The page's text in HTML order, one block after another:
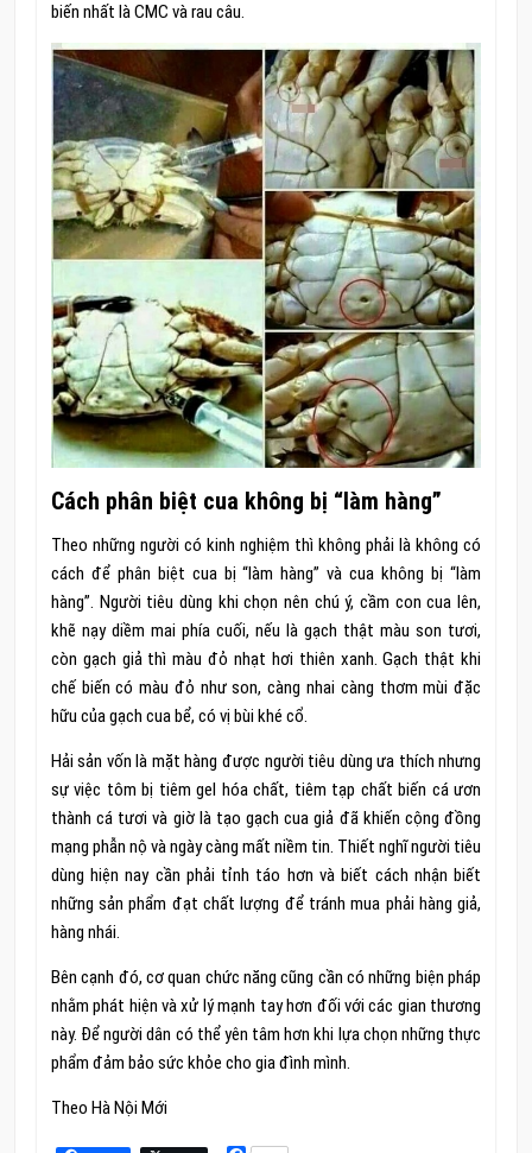
biến nhất là CMC và rau câu.
Cách phân biệt cua không bị “làm hàng”
Theo những người có kinh nghiệm thì không phải là không có
cách để phân biệt cua bị “làm hàng” và cua không bị “làm
hàng”. Người tiêu dùng khi chọn nên chú ý, cầm con cua lên,
khẽ nạy diềm mai phía cuối, nếu là gạch thật màu son tươi,
còn gạch giả thì màu đỏ nhạt hơi thiên xanh. Gạch thật khi
chế biến có màu đỏ như son, càng nhai càng thơm mùi đặc
hữu của gạch cua bể, có vị bùi khé cổ.
Hải sản vốn là mặt hàng được người tiêu dùng ưa thích nhưng
sự việc tôm bị tiêm gel hóa chất, tiêm tạp chất biến cá ươn
thành cá tươi và giờ là tạo gạch cua giả đã khiến cộng đồng
mạng phẫn nộ và ngày càng mất niềm tin. Thiết nghĩ người tiêu
dùng hiện nay cần phải tỉnh táo hơn và biết cách nhận biết
những sản phẩm đạt chất lượng để tránh mua phải hàng giả,
hàng nhái.
Bên cạnh đó, cơ quan chức năng cũng cần có những biện pháp
nhằm phát hiện và xử lý mạnh tay hơn đối với các gian thương
này. Để người dân có thể yên tâm hơn khi lựa chọn những thực
phẩm đảm bảo sức khỏe cho gia đình mình.
Theo Hà Nội Mới